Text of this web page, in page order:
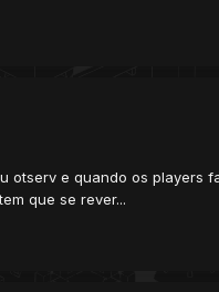
e quando os players
que se rever...